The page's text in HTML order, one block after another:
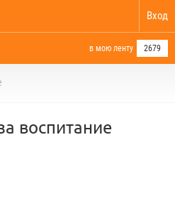
Вход
в мою ленту 2679
воспитание